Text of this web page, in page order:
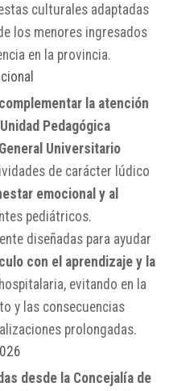
culturales adaptadas
los menores ingresados
en la provincia.
complementar la atención
Unidad Pedagógica
Universitario
de carácter lúdico
emocional y al
pediátricos.
diseñadas para ayudar
con el aprendizaje y la
evitando en la
y las consecuencias
prolongadas.
desde la Concejalía de